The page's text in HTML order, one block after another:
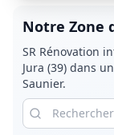
Notre Zone
SR Rénovation
Jura (39) dans
Saunier.